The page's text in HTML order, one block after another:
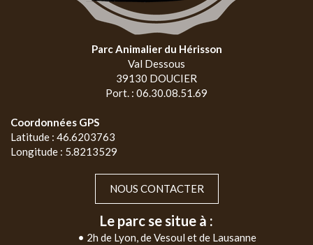
Parc Animalier du Hérisson
Val Dessous
39130 DOUCIER
Port. : 06.30.08.51.69
Coordonnées GPS
Latitude : 46.6203763
Longitude : 5.8213529
NOUS CONTACTER
Le parc se situe à :
• 2h de Lyon, de Vesoul et de Lausanne